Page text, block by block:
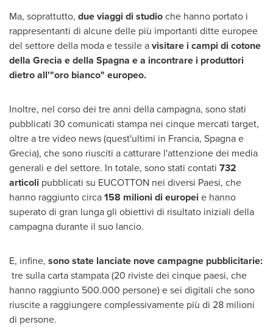
Ma, soprattutto, due viaggi di studioche hanno portato i
rappresentanti di alcune delle più importanti ditte europee
del settore della moda e tessile avisitare i campi di cotone
della Grecia e della Spagna e a incontrare i produttori
dietro all'"oro bianco" europeo.
Inoltre, nel corso dei tre anni della campagna, sono stati
pubblicati 30 comunicati stampa nei cinque mercati target,
oltre a tre video news (quest'ultimi in Francia, Spagna e
Grecia), che sono riusciti a catturare l'attenzione dei media
generali e del settore. In totale, sono stati contati 732
articoli pubblicati su EUCOTTON nei diversi Paesi, che
hanno raggiunto circa158 milioni di europei e hanno
superato di gran lunga gli obiettivi di risultato iniziali della
campagna durante il suo lancio.
E, infine, sono state lanciate nove campagne pubblicitarie:
tre sulla carta stampata (20 riviste dei cinque paesi, che
hanno raggiunto 500.000 persone) e sei digitali che sono
riuscite a raggiungere complessivamente più di 28 milioni
di persone.